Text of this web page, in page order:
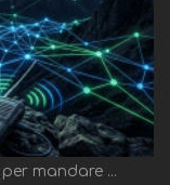
mandare ...